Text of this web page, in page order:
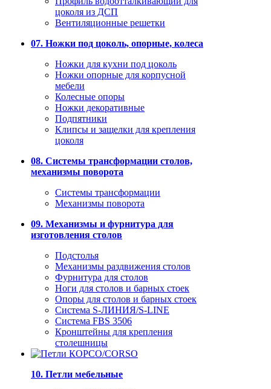
цоколя из ДСП
Вентиляционные решетки
07. Ножки под цоколь, опорные, колеса
Ножки для кухни под цоколь
Ножки опорные для корпусной
мебели
Колесные опоры
Ножки декоративные
Подпятники
Клипсы и защелки для крепления
цоколя
08. Системы трансформации столов,
механизмы поворота
Системы трансформации
Механизмы поворота
09. Механизмы и фурнитура для
изготовления столов
Подстолья
Механизмы раздвижения столов
Фурнитура для столов
Ноги для столов и барных стоек
Опоры для столов и барных стоек
Система S-ЛИНИЯ/S-LINE
Система FBS 3506
Кронштейны для крепления
столешницы
10. Петли мебельные